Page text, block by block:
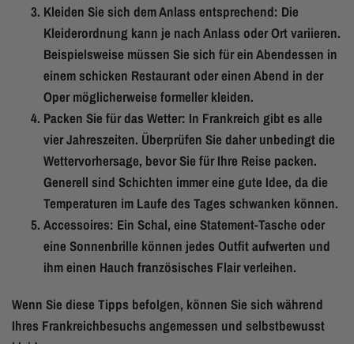
Kleiden Sie sich dem Anlass entsprechend: Die
Kleiderordnung kann je nach Anlass oder Ort variieren.
Beispielsweise müssen Sie sich für ein Abendessen in
einem schicken Restaurant oder einen Abend in der
Oper möglicherweise formeller kleiden.
Packen Sie für das Wetter: In Frankreich gibt es alle
vier Jahreszeiten. Überprüfen Sie daher unbedingt die
Wettervorhersage, bevor Sie für Ihre Reise packen.
Generell sind Schichten immer eine gute Idee, da die
Temperaturen im Laufe des Tages schwanken können.
Accessoires: Ein Schal, eine Statement-Tasche oder
eine Sonnenbrille können jedes Outfit aufwerten und
ihm einen Hauch französisches Flair verleihen.
Wenn Sie diese Tipps befolgen, können Sie sich während
Ihres Frankreichbesuchs angemessen und selbstbewusst